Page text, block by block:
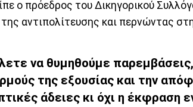
ο πρόεδρος του Δικηγορικού
αντιπολίτευσης και περνώντας
να θυμηθούμε
της εξουσίας και την
άδειες κι όχι η έκφραση